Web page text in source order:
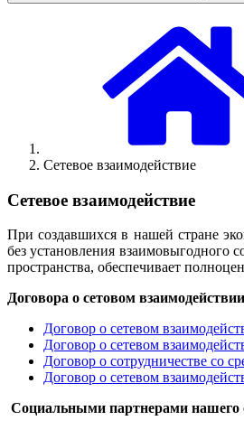
Сетевое взаимодействие
Сетевое взаимодействие
При создавшихся в нашей стране
без установления взаимовыгодного
пространства, обеспечивает
Договора о сетовом взаимодействии
Договор о сетевом
Договор о сетевом
Договор о сотрудничестве со
Договор о сетевом
Социальными партнерами нашего